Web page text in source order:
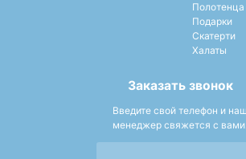
Полотенца
Подарки
Скатерти
Халаты
Заказать звонок
Введите свой телефон и наш
менеджер свяжется с вами.